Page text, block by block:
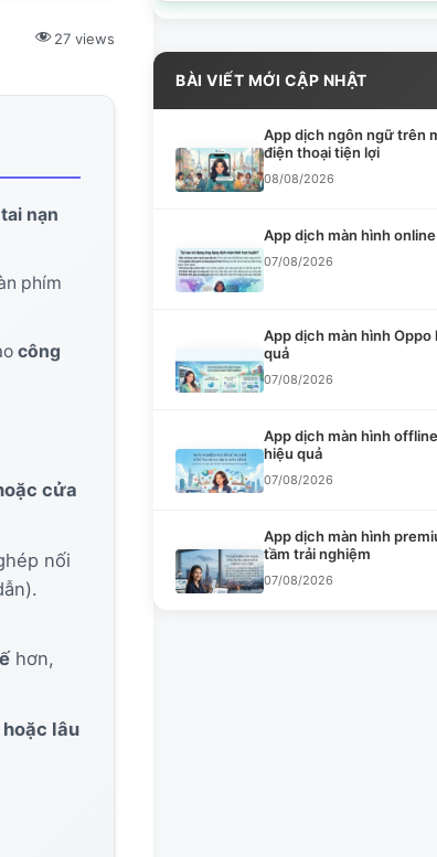
27 views
tai nạn
phím
công
cửa
nối
hơn,
lâu
BÀI VIẾT MỚI CẬP NHẬT
App dịch ngôn ngữ trên
điện thoại tiện lợi
08/08/2026
App dịch màn hình
07/08/2026
App dịch màn hình Oppo
quả
07/08/2026
App dịch màn hình
hiệu quả
07/08/2026
App dịch màn hình
tầm trải nghiệm
07/08/2026